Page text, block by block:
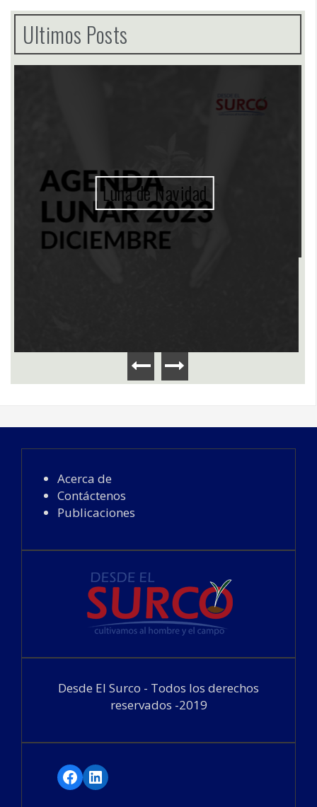
Ultimos Posts
Apicultura
Acerca de
Contáctenos
Publicaciones
Desde El Surco - Todos los derechos
reservados -2019
Facebook
LinkedIn